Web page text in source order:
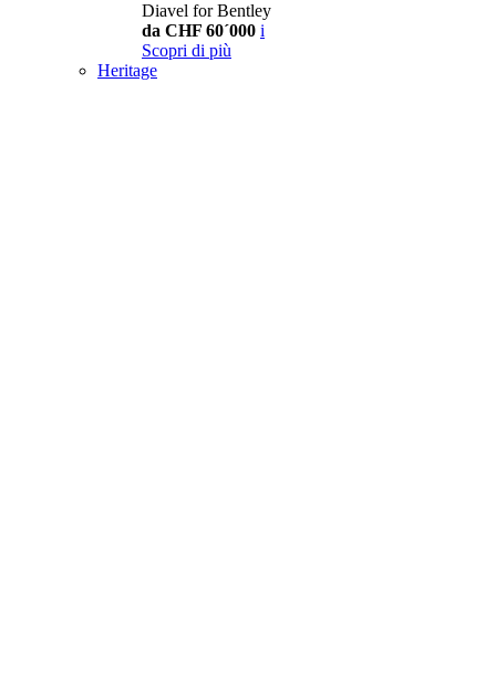
Diavel for Bentley
da CHF 60´000 i
Scopri di più
Heritage